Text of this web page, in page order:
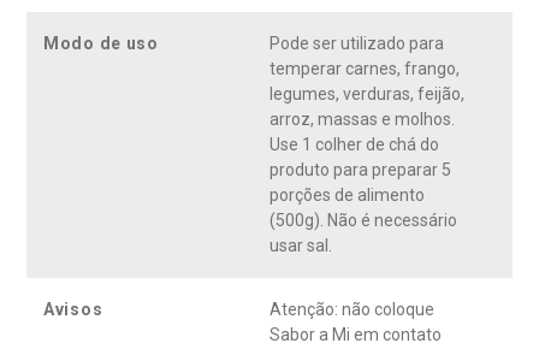
Modo de uso
Pode ser utilizado para
temperar carnes, frango,
legumes, verduras, feijão,
arroz, massas e molhos.
Use 1 colher de chá do
produto para preparar 5
porções de alimento
(500g). Não é necessário
usar sal.
Avisos
Atenção: não coloque
Sabor a Mi em contato